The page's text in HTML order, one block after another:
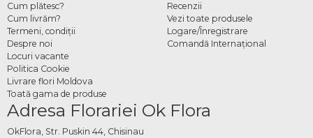
Cum plătesc?
Cum livrăm?
Termeni, condiţii
Despre noi
Locuri vacante
Politica Cookie
Livrare flori Moldova
Toată gama de produse
Recenzii
Vezi toate produsele
Logare/Înregistrare
Comandă Internațional
Adresa Florariei Ok Flora
OkFlora, Str. Puskin 44, Chisinau